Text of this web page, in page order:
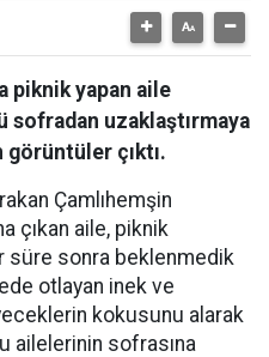
piknik yapan aile
sofradan uzaklaştırmaya
görüntüler çıktı.
Çamlıhemşin
çıkan aile, piknik
süre sonra beklenmedik
otlayan inek ve
kokusunu alarak
ailelerinin sofrasına